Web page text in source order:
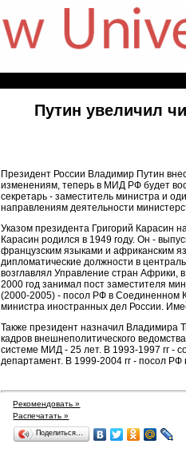
Путин увеличил
Президент России Владимир Путин
изменениям, теперь в МИД РФ будет
секретарь - заместитель министра и
направлениям деятельности
Указом президента Григорий Карасин
Карасин родился в 1949 году. Он -
французским языками и африканским
дипломатические должности в
возглавлял Управление стран
2000 год занимал пост заместителя
(2000-2005) - посол РФ в Соединенном
министра иностранных дел России.
Также президент назначил Владимира
кадров внешнеполитического
системе МИД - 25 лет. В 1993-1997 гг -
департамент. В 1999-2004 гг - посол
Рекомендовать »
Распечатать »
Поделиться…